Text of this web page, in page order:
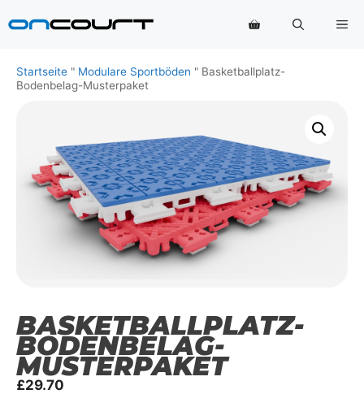
Inhalt
Startseite " Modulare Sportböden " Basketballplatz-
Bodenbelag-Musterpaket
BASKETBALLPLATZ-
BODENBELAG-
MUSTERPAKET
£29.70